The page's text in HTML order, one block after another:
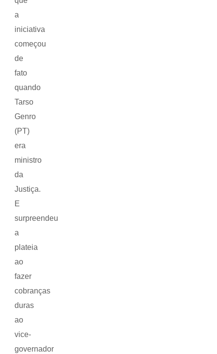
a
iniciativa
começou
de
fato
quando
Tarso
Genro
(PT)
era
ministro
da
Justiça.
E
surpreendeu
a
plateia
ao
fazer
cobranças
duras
ao
vice-
governador